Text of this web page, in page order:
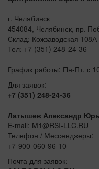
г. Челябинск
454084, Челябинск, пр.
Склад: Кожзаводская 108А
Тел: +7 (351) 248-24-36
График работы: Пн-Пт, с
Для заявок:
+7 (351) 248-24-36
Латышев Александр
E-mail: M1@RSI-LLC.RU
Телефон / Мессенджеры:
+7-900-060-96-10
Почта для заявок: